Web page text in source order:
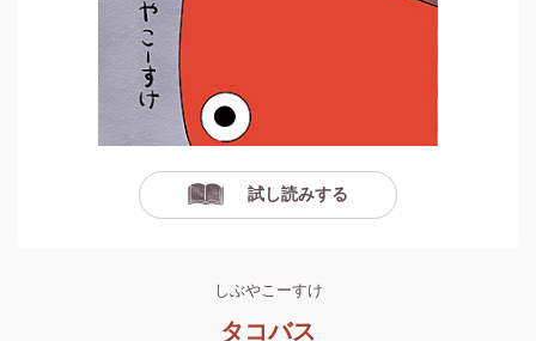
試し読みする
しぶやこーすけ
タコバス